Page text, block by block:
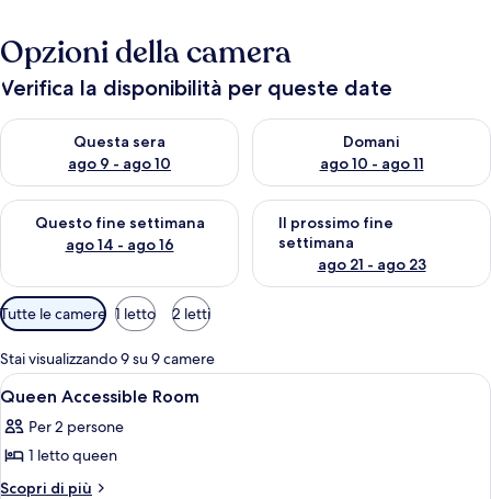
Opzioni della camera
Verifica la disponibilità per queste date
Questa sera
ago 9 - ago 10
Verifica la disponibilità per questa sera, ago 9 - ago 10
Domani
ago 10 - ago 11
Verifica la disponibilità per
Questo fine settimana
ago 14 - ago 16
Verifica la disponibilità per questo fine settimana, ago 14 -
Il prossimo fine
settimana
ago 21 - ago 23
Verifica la disponibilità per il
Filtri
disponibili
per
le
camere
Tutte le camere 1 letto 2 letti
Stai visualizzando 9 su 9 camere
Apri
tutte
le
foto
per
Una hall d'hotel moderna con una
1
Queen Accessible Room
Per 2 persone
1 letto queen
Scopri di più
Altri